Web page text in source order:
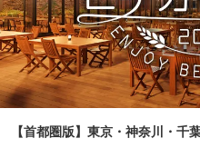
【首都圏版】東京・神奈川・千